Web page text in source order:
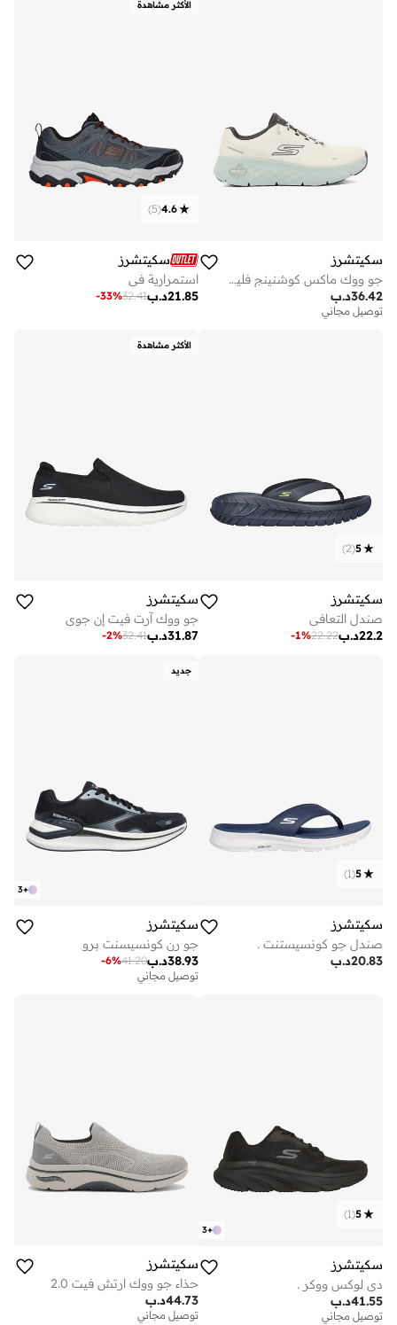
سكيتشرز
جو ووك ماكس كوشنينج فليكس
د.ب36.42
توصيل مجاني
الأكثر مشاهدة
4.6
(
5
)
سكيتشرز
استمرارية في
د.ب21.85
32.41
-33%
5
(
2
)
سكيتشرز
صندل التعافي
د.ب22.2
22.22
-1%
الأكثر مشاهدة
سكيتشرز
جو ووك آرت فيت إن جوي
د.ب31.87
32.41
-2%
5
(
1
)
سكيتشرز
صندل جو كونسيستنت .
د.ب20.83
جديد
+
3
سكيتشرز
جو رن كونسيسنت برو
د.ب38.93
41.20
-6%
توصيل مجاني
+
3
5
(
1
)
سكيتشرز
دي لوكس ووكر .
د.ب41.55
توصيل مجاني
سكيتشرز
حذاء جو ووك ارتش فيت 2.0
د.ب44.73
توصيل مجاني